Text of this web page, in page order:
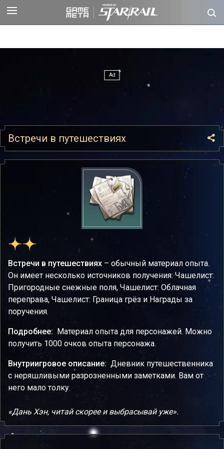
Встречи в путешествиях
Встречи в путешествиях – обычный материал опыта.
Он имеет несколько источников получения: Чашелист:
Пригородные снежные поля, Чашелист: Облачная
переправа, Чашелист: Граница грёз и Награды за
поручения.
Подробнее: Материал опыта для персонажей. Можно
получить 1000 очков опыта персонажа.
Внутриигровое описание: Дневник путешественника
с неряшливыми разрозненными заметками. Вам от
него мало толку.
«Дань Хэн, читай скорее и выбрасывай уже».